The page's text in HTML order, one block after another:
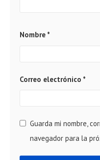
Nombre *
Correo electrónico *
Guarda mi nombre,
navegador para la